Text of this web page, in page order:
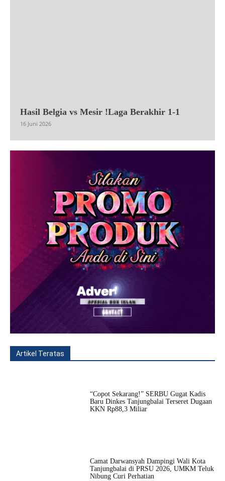
Hasil Belgia vs Mesir !Laga Berakhir 1-1
16 Juni 2026
Artikel Teratas
“Copot Sekarang!” SERBU Gugat Kadis
Baru Dinkes Tanjungbalai Terseret Dugaan
KKN Rp88,3 Miliar
Camat Darwansyah Dampingi Wali Kota
Tanjungbalai di PRSU 2026, UMKM Teluk
Nibung Curi Perhatian